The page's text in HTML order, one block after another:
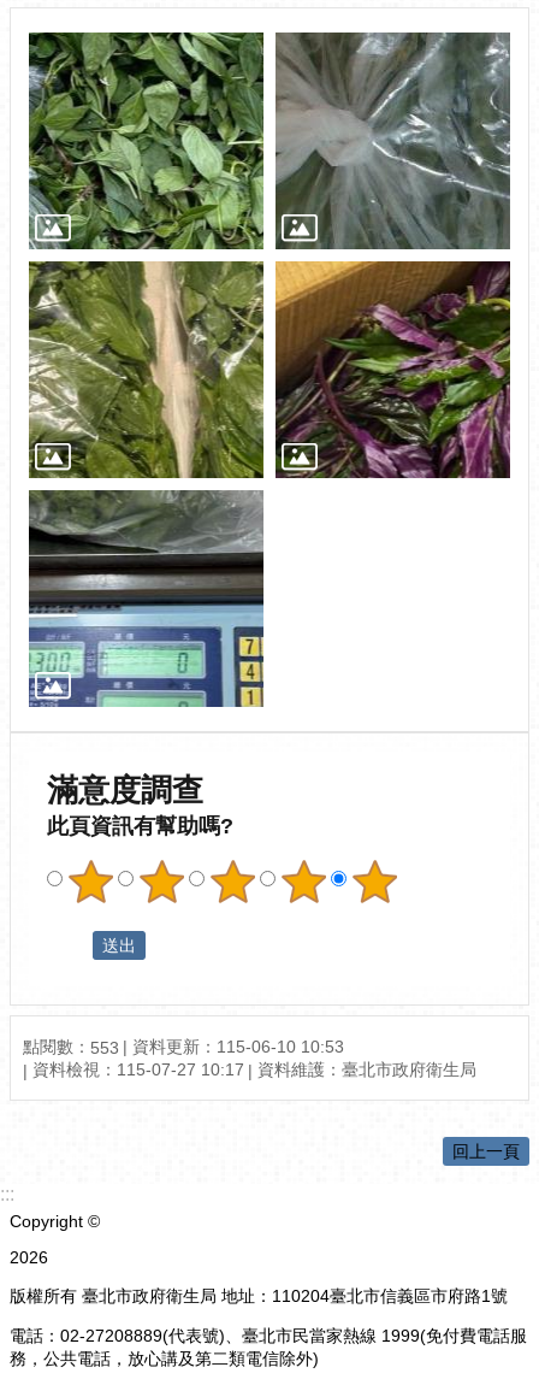
滿意度調查
此頁資訊有幫助嗎?
點閱數： 553
資料更新：115-06-10 10:53
資料檢視：115-07-27 10:17
資料維護：臺北市政府衛生局
回上一頁
:::
Copyright ©
2026
版權所有 臺北市政府衛生局 地址：110204臺北市信義區市府路1號
電話：02-27208889(代表號)、臺北市民當家熱線 1999(免付費電話服
務，公共電話，放心講及第二類電信除外)